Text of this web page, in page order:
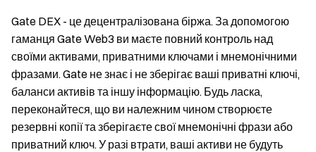
Gate DEX - це децентралізована біржа. За допомогою
гаманця Gate Web3 ви маєте повний контроль над
своїми активами, приватними ключами і мнемонічними
фразами. Gate не знає і не зберігає ваші приватні ключі,
баланси активів та іншу інформацію. Будь ласка,
переконайтеся, що ви належним чином створюєте
резервні копії та зберігаєте свої мнемонічні фрази або
приватний ключ. У разі втрати, ваші активи не будуть